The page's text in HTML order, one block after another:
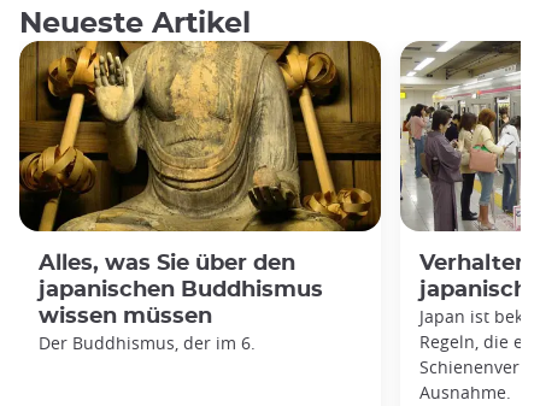
Neueste Artikel
Alles, was Sie über den
japanischen Buddhismus
wissen müssen
Der Buddhismus, der im 6.
Japan ist
Regeln, die
Ausnahme.